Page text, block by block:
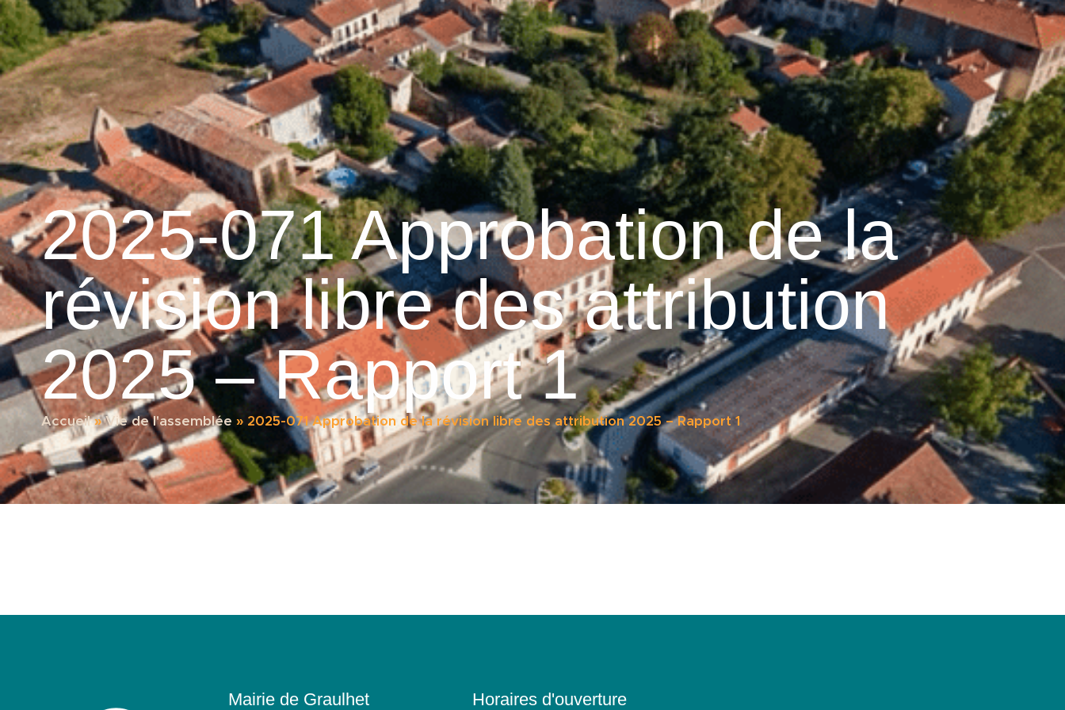
principal
Graulhet et le cuir Accueil Découvrir Graulhet Vie municipale Graulhet au quotidien Services pratiques 13 °C
2025-071 Approbation de la
révision libre des attribution
2025 – Rapport 1
Accueil»Vie de l'assemblée » 2025-071 Approbation de la révision libre des attribution 2025 – Rapport 1
Mairie de Graulhet Horaires d'ouverture